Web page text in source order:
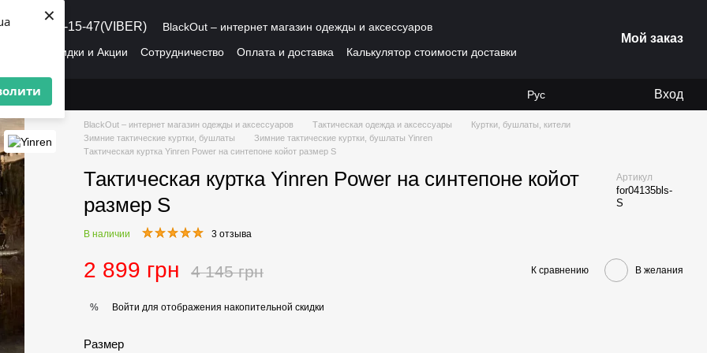
×
(095) 486-15-47(VIBER)
BlackOut – интернет магазин одежды и аксессуаров
Скидки и Акции Сотрудничество Оплата и доставка
Калькулятор стоимости доставки
Мой заказ
Рус Вход
BlackOut – интернет магазин одежды и аксессуаров Тактическая одежда и аксессуары
Куртки, бушлаты, кители
Зимние тактические куртки, бушлаты
Зимние тактические куртки, бушлаты Yinren
Тактическая куртка Yinren Power на синтепоне койот размер S
Тактическая куртка Yinren Power на синтепоне койот
размер S
Артикул
for04135bls-
S
В наличии 3 отзыва
2 899 грн 4 145 грн К сравнению В желания
% Войти для отображения накопительной скидки
Размер